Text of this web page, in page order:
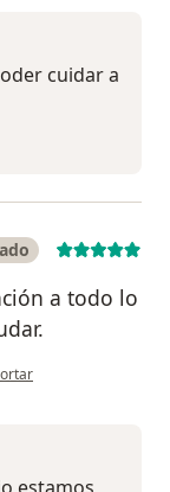
cuidar a
a todo lo
del usuario Daniel